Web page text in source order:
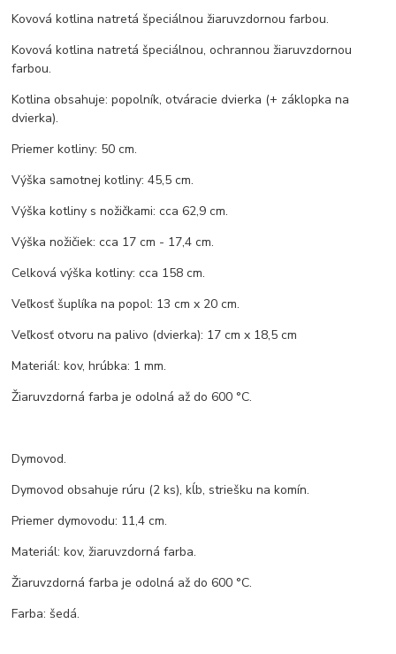
Kovová kotlina natretá špeciálnou žiaruvzdornou farbou.
Kovová kotlina natretá špeciálnou, ochrannou žiaruvzdornou
farbou.
Kotlina obsahuje: popolník, otváracie dvierka (+ záklopka na
dvierka).
Priemer kotliny: 50 cm.
Výška samotnej kotliny: 45,5 cm.
Výška kotliny s nožičkami: cca 62,9 cm.
Výška nožičiek: cca 17 cm - 17,4 cm.
Celková výška kotliny: cca 158 cm.
Veľkosť šuplíka na popol: 13 cm x 20 cm.
Veľkosť otvoru na palivo (dvierka): 17 cm x 18,5 cm
Materiál: kov, hrúbka: 1 mm.
Žiaruvzdorná farba je odolná až do 600 °C.
Dymovod.
Dymovod obsahuje rúru (2 ks), kĺb, striešku na komín.
Priemer dymovodu: 11,4 cm.
Materiál: kov, žiaruvzdorná farba.
Žiaruvzdorná farba je odolná až do 600 °C.
Farba: šedá.